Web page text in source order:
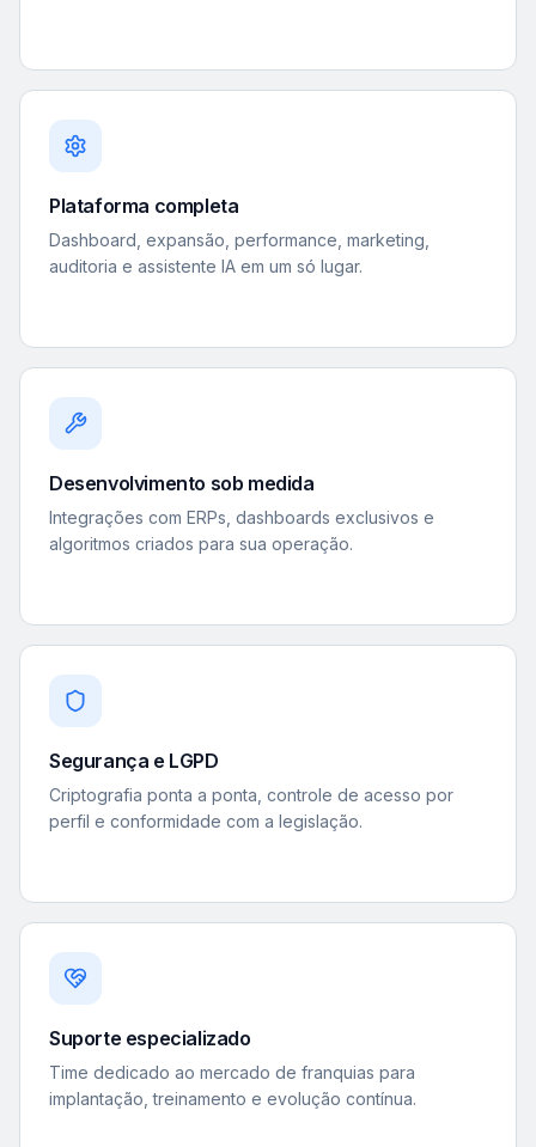
Plataforma completa
Dashboard, expansão, performance, marketing,
auditoria e assistente IA em um só lugar.
Desenvolvimento sob medida
Integrações com ERPs, dashboards exclusivos e
algoritmos criados para sua operação.
Segurança e LGPD
Criptografia ponta a ponta, controle de acesso por
perfil e conformidade com a legislação.
Suporte especializado
Time dedicado ao mercado de franquias para
implantação, treinamento e evolução contínua.